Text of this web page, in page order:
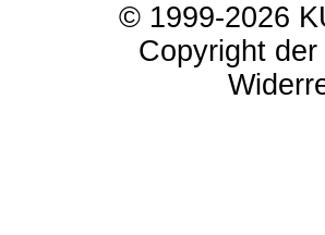
© 1999-2026
Copyright